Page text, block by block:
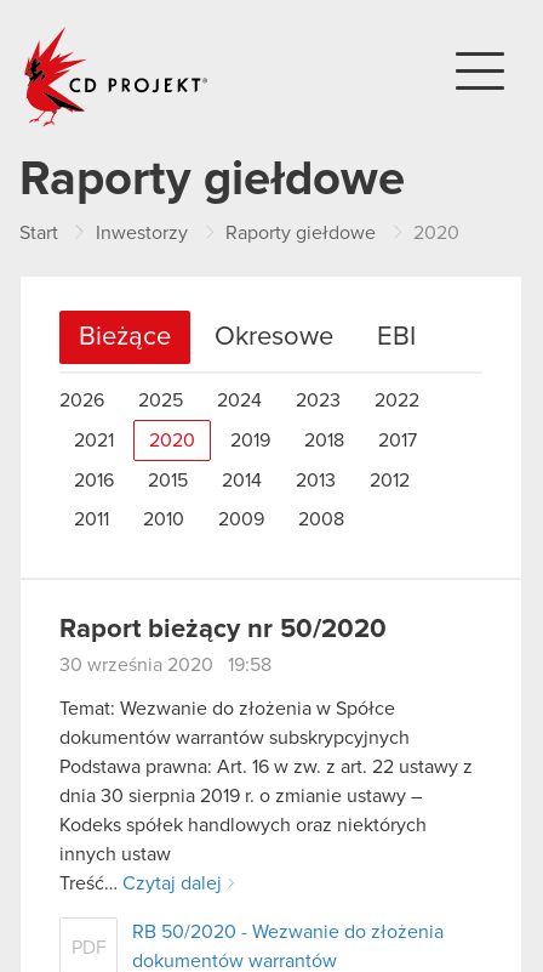
Raporty giełdowe
Start Inwestorzy Raporty giełdowe 2020
Bieżące Okresowe EBI
2026 2025 2024 2023 2022
2021 2020 2019 2018 2017
2016 2015 2014 2013
2012
2011
2010 2009 2008
Raport bieżący nr 50/2020
30 września 2020 19:58
Temat: Wezwanie do złożenia w Spółce
dokumentów warrantów subskrypcyjnych
Podstawa prawna: Art. 16 w zw. z art. 22 ustawy z
dnia 30 sierpnia 2019 r. o zmianie ustawy –
Kodeks spółek handlowych oraz niektórych
innych ustaw
Treść… Czytaj dalej
PDF
RB 50/2020 - Wezwanie do złożenia
dokumentów warrantów